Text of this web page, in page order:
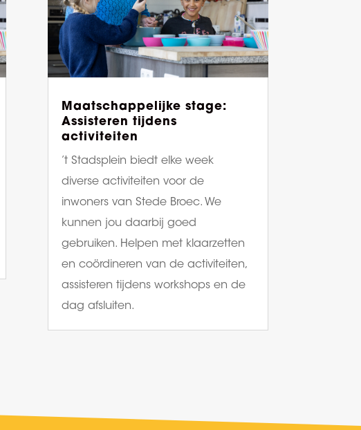
Maatschappelijke stage:
Assisteren tijdens
activiteiten
’t Stadsplein biedt elke week
diverse activiteiten voor de
inwoners van Stede Broec. We
kunnen jou daarbij goed
gebruiken. Helpen met klaarzetten
en coördineren van de activiteiten,
assisteren tijdens workshops en de
dag afsluiten.